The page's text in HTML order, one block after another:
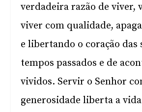
verdadeira razão de viver,
viver com qualidade,
e libertando o coração das
tempos passados e de
vividos. Servir o Senhor
generosidade liberta a